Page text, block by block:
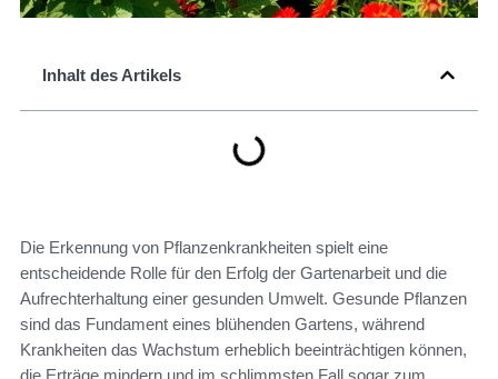
Inhalt des Artikels
Die Erkennung von Pflanzenkrankheiten spielt eine
entscheidende Rolle für den Erfolg der Gartenarbeit und die
Aufrechterhaltung einer gesunden Umwelt. Gesunde Pflanzen
sind das Fundament eines blühenden Gartens, während
Krankheiten das Wachstum erheblich beeinträchtigen können,